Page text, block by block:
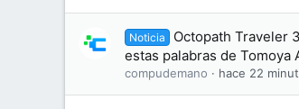
Noticia
Octopath Traveler
estas palabras de Tomoya
compudemano hace 22